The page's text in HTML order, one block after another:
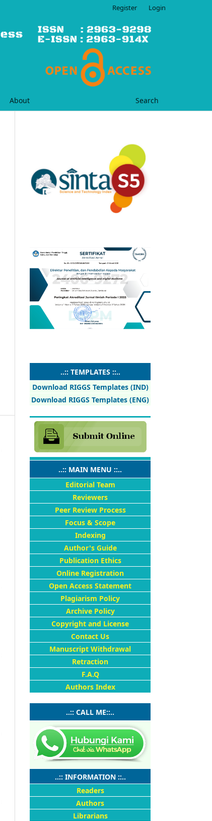
About Search
Register Login
..:: TEMPLATES ::..
Download RIGGS Templates (IND)
Download RIGGS Templates (ENG)
..:: MAIN MENU ::..
Editorial Team
Reviewers
Peer Review Process
Focus & Scope
Indexing
Author's Guide
Publication Ethics
Online Registration
Open Access Statement
Plagiarism Policy
Archive Policy
Copyright and License
Contact Us
Manuscript Withdrawal
Retraction
F.A.Q
Authors Index
..:: CALL ME::..
..:: INFORMATION ::..
Readers
Authors
Librarians